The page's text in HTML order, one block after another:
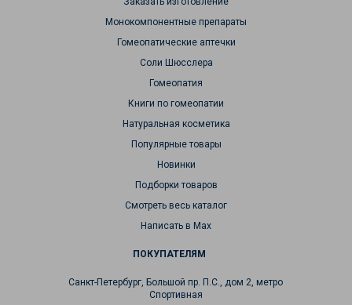
ПОКУПАТЕЛЯМ
Монокомпонентные препараты
Гомеопатические аптечки
Соли Шюсслера
Гомеопатия
Книги по гомеопатии
Натуральная косметика
Популярные товары
Новинки
Подборки товаров
Смотреть весь каталог
Написать в Max
Санкт-Петербург, Большой пр. П.С., дом 2, метро
Спортивная